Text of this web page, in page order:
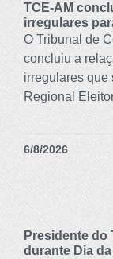
TCE-AM
irregulares
O Tribunal de
concluiu a
irregulares que
Regional
6/8/2026
Presidente do
durante Dia